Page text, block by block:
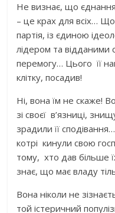
Не визнає, що єднання
– це крах для всіх…
партія, із єдиною
лідером та
перемогу… Цього її
клітку, посадив!
Ні, вона їм не скаже!
зі своєї в’язниці,
зрадили її
котрі кинули свою
тому, хто дав більше
знає, що має владу
Вона ніколи не
той істеричний